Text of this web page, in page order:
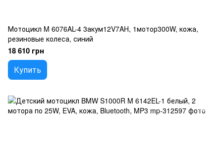
Мотоцикл M 6076AL-4 3акум12V7AH, 1мотор300W, кожа,
резиновые колеса, синий
18 610 грн
Купить